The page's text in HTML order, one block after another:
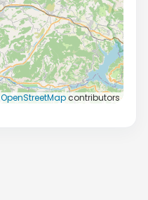
OpenStreetMapcontributors